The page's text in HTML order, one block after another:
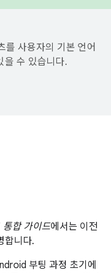
사용자의 기본 언어
을 수 있습니다.
합 가이드에서는 이전
합니다.
부팅 과정 초기에